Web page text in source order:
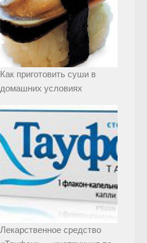
Как приготовить суши в
домашних условиях
Лекарственное средство